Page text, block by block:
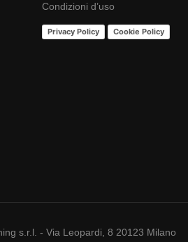
Condizioni d’uso
Privacy Policy Cookie Policy
s.r.l. - Via Leopardi, 8 20123 Milano